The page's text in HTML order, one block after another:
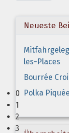
0
1
2
3
Neueste
les-Places
Bourrée
Polka Piquée